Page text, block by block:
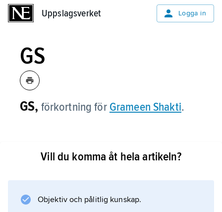
Uppslagsverket Logga in
GS
GS, förkortning för Grameen Shakti.
Vill du komma åt hela artikeln?
Objektiv och pålitlig kunskap.